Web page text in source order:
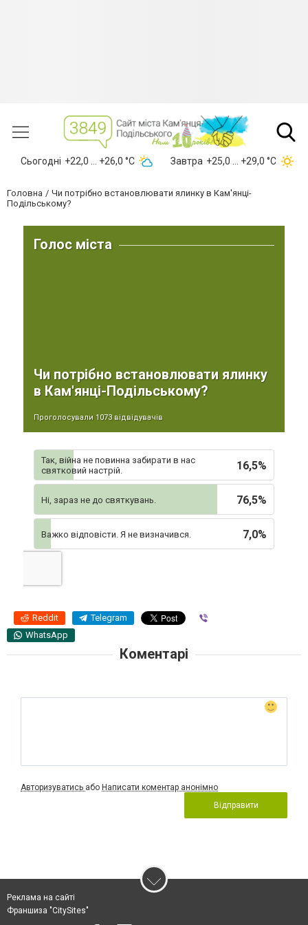
Сьогодні +22,0 ... +26,0 °С Завтра +25,0 ... +29,0 °С
Головна
Чи потрібно встановлювати ялинку в Кам'янці-
Подільському?
Голос міста
Чи потрібно встановлювати ялинку
в Кам'янці-Подільському?
Проголосували 1073 відвідувачів
16,5%
Так, війна не повинна забирати в нас
святковий настрій.
76,5%
Ні, зараз не до святкувань.
7,0%
Важко відповісти. Я не визначився.
Reddit Telegram
WhatsApp
Коментарі
Авторизуватись або Написати коментар анонімно
Відправити
Реклама на сайті
Франшиза "CitySites"